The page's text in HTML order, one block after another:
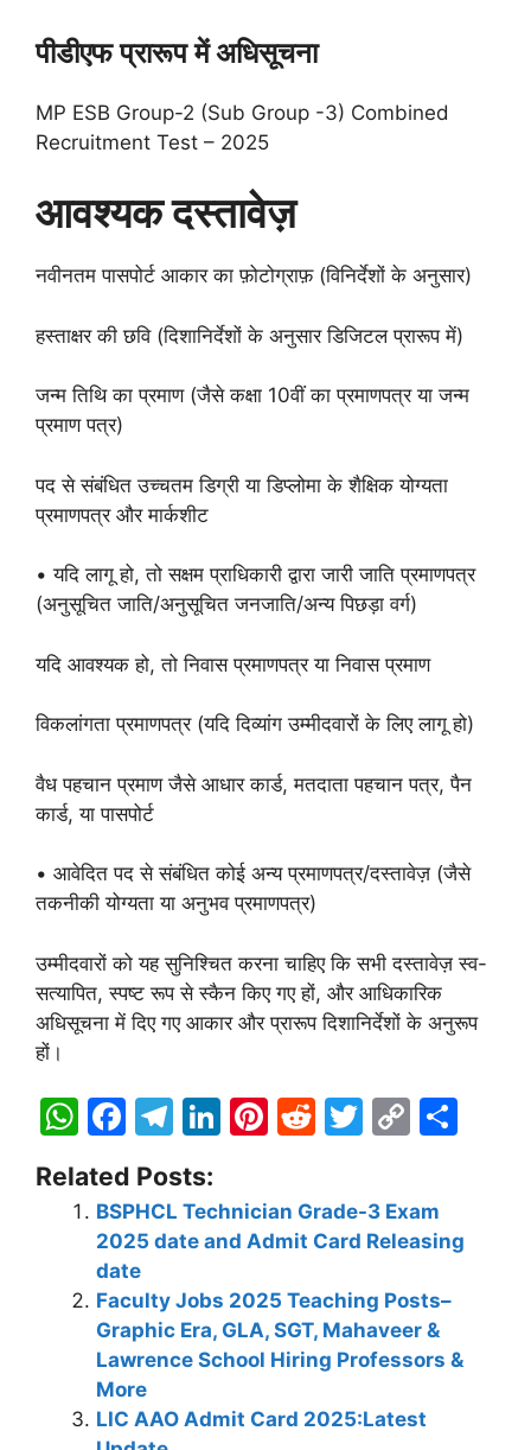
पीडीएफ प्रारूप में अधिसूचना
MP ESB Group-2 (Sub Group -3) Combined
Recruitment Test – 2025
आवश्यक दस्तावेज़
नवीनतम पासपोर्ट आकार का फ़ोटोग्राफ़ (विनिर्देशों के अनुसार)
हस्ताक्षर की छवि (दिशानिर्देशों के अनुसार डिजिटल प्रारूप में)
जन्म तिथि का प्रमाण (जैसे कक्षा 10वीं का प्रमाणपत्र या जन्म
प्रमाण पत्र)
पद से संबंधित उच्चतम डिग्री या डिप्लोमा के शैक्षिक योग्यता
प्रमाणपत्र और मार्कशीट
• यदि लागू हो, तो सक्षम प्राधिकारी द्वारा जारी जाति प्रमाणपत्र
(अनुसूचित जाति/अनुसूचित जनजाति/अन्य पिछड़ा वर्ग)
यदि आवश्यक हो, तो निवास प्रमाणपत्र या निवास प्रमाण
विकलांगता प्रमाणपत्र (यदि दिव्यांग उम्मीदवारों के लिए लागू हो)
वैध पहचान प्रमाण जैसे आधार कार्ड, मतदाता पहचान पत्र, पैन
कार्ड, या पासपोर्ट
• आवेदित पद से संबंधित कोई अन्य प्रमाणपत्र/दस्तावेज़ (जैसे
तकनीकी योग्यता या अनुभव प्रमाणपत्र)
उम्मीदवारों को यह सुनिश्चित करना चाहिए कि सभी दस्तावेज़ स्व-
सत्यापित, स्पष्ट रूप से स्कैन किए गए हों, और आधिकारिक
अधिसूचना में दिए गए आकार और प्रारूप दिशानिर्देशों के अनुरूप
हों।
W
at
s
A
p
p
F
a
c
e
b
o
o
k
T
e
gr
m
Li
k
e
n
Pi
er
e
R
di
T
itt
er
C
y
n
k
e
Related Posts:
BSPHCL Technician Grade-3 Exam
2025 date and Admit Card Releasing
date
Faculty Jobs 2025 Teaching Posts–
Graphic Era, GLA, SGT, Mahaveer &
Lawrence School Hiring Professors &
More
LIC AAO Admit Card 2025:Latest